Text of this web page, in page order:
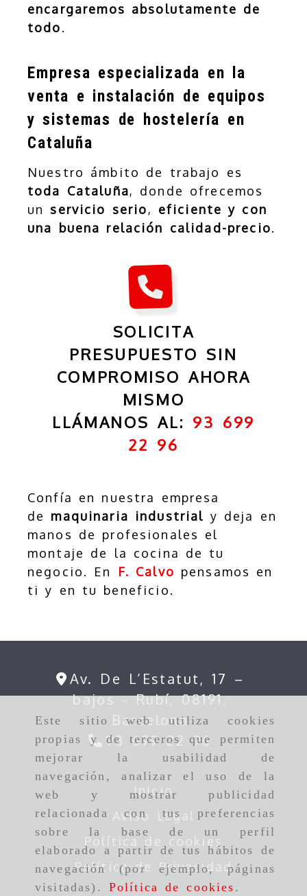
Este sitio web utiliza cookies
propias y de terceros que permiten
mejorar la usabilidad de
navegación, analizar el uso de la
web y mostrar publicidad
relacionada con tus preferencias
sobre la base de un perfil
elaborado a partir de tus hábitos de
navegación (por ejemplo, páginas
visitadas). Política de cookies .
encargaremos absolutamente de
todo.
Empresa especializada en la
venta e instalación de equipos
y sistemas de hostelería en
Cataluña
Nuestro ámbito de trabajo es
toda Cataluña, donde ofrecemos
un servicio serio, eficiente y con
una buena relación calidad-precio.
SOLICITA
PRESUPUESTO SIN
COMPROMISO AHORA
MISMO
LLÁMANOS AL: 93 699
22 96
Confía en nuestra empresa
de maquinaria industrial y deja en
manos de profesionales el
montaje de la cocina de tu
negocio. En
F. Calvo pensamos en
ti y en tu beneficio.
Av. De L’Estatut, 17 –
bajos -Rubí,08191,
Barcelona
93 699 22 96
Inicio
Aviso Legal
Política de cookies
Política de Privacidad